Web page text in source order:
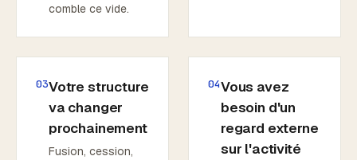
comble ce vide.
03Votre structure
va changer
prochainement
Fusion, cession,
04Vous avez
besoin d'un
regard externe
sur l'activité